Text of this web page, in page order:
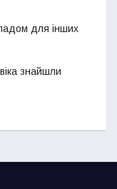
для інших
знайшли